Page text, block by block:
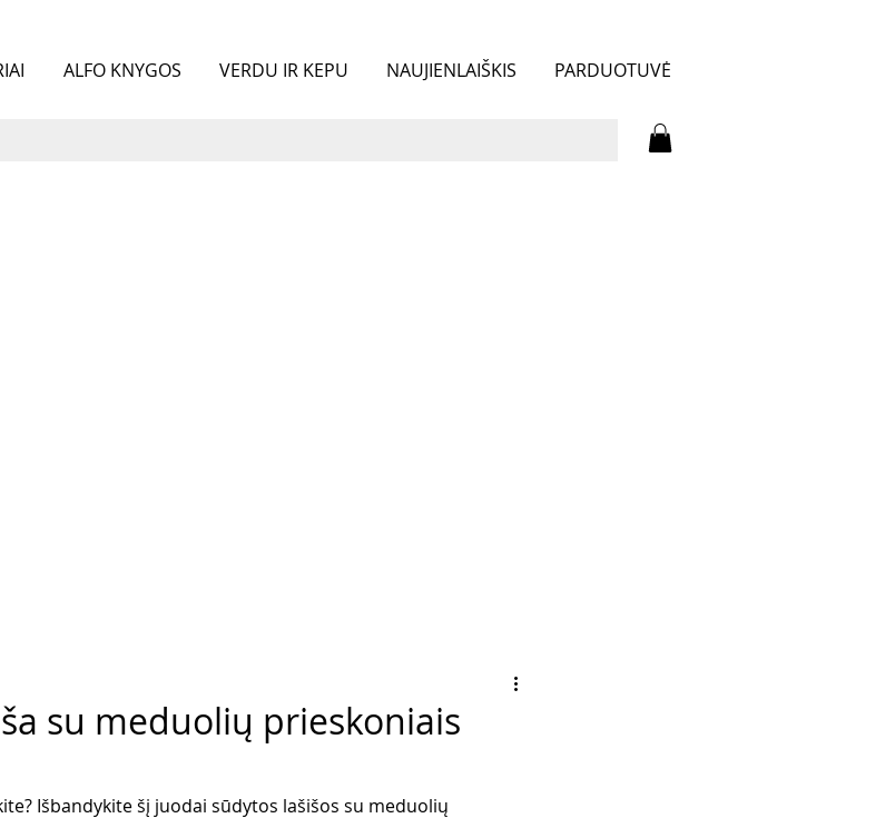
ALFO KNYGOS VERDU IR KEPU NAUJIENLAIŠKIS PARDUOTUVĖ
su meduolių prieskoniais
Išbandykite šį juodai sūdytos lašišos su meduolių